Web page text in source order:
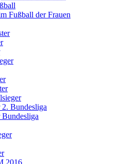
Fußball der Frauen
Bundesliga
2016